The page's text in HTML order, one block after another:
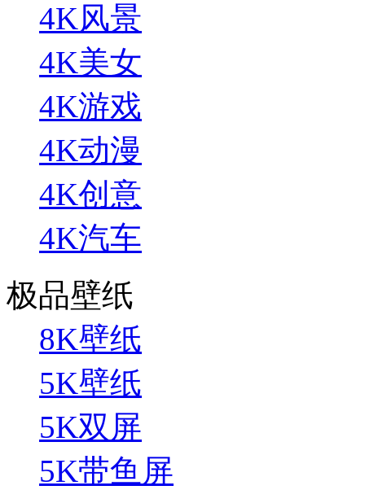
4K风景
4K美女
4K游戏
4K动漫
4K创意
4K汽车
极品壁纸
8K壁纸
5K壁纸
5K双屏
5K带鱼屏